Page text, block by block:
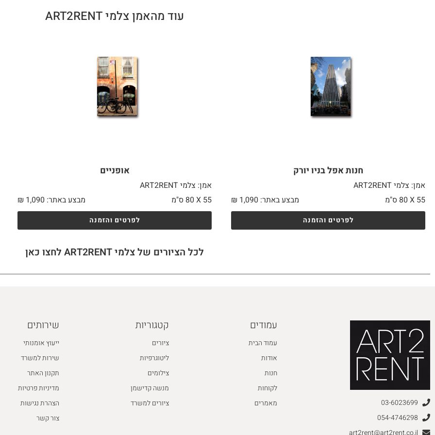
עוד מהאמן צלמי ART2RENT
חנות אפל בניו יורק
אמן: צלמי ART2RENT
55 X
מבצע באתר: ₪ 1,090
לפרטים והזמנה
אופניים
אמן: צלמי ART2RENT
55 X
מבצע באתר: ₪ 1,090
לפרטים והזמנה
לכל הציורים של צלמי ART2RENT לחצו כאן
03-6023699
054-4746298
art2rent@art2rent.co.il
עמודים
עמוד הבית
אודות
חנות
לקוחות
מאמרים
קטגוריות
ציורים
ליטוגרפיות
צילומים
מנשה קדישמן
ציורים למשרד
שירותים
ייעוץ אומנותי
שירות למשרד
תקנון האתר
מדיניות פרטיות
הצהרת נגישות
צור קשר